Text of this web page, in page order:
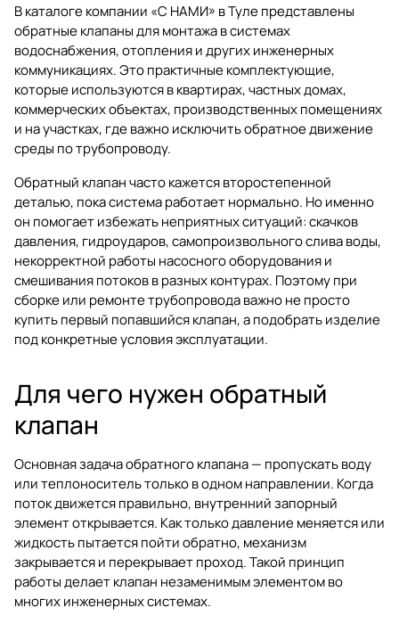
В каталоге компании «С НАМИ» в Тулепредставлены
обратные клапаны для монтажа в системах
водоснабжения, отопления и других инженерных
коммуникациях. Это практичные комплектующие,
которые используются в квартирах, частных домах,
коммерческих объектах, производственных помещениях
и на участках, где важно исключить обратное движение
среды по трубопроводу.
Обратный клапан часто кажется второстепенной
деталью, пока система работает нормально. Но именно
он помогает избежать неприятных ситуаций: скачков
давления, гидроударов, самопроизвольного слива воды,
некорректной работы насосного оборудования и
смешивания потоков в разных контурах. Поэтому при
сборке или ремонте трубопровода важно не просто
купить первый попавшийся клапан, а подобрать изделие
под конкретные условия эксплуатации.
Для чего нужен обратный
клапан
Основная задача обратного клапана — пропускать воду
или теплоноситель только в одном направлении. Когда
поток движется правильно, внутренний запорный
элемент открывается. Как только давление меняется или
жидкость пытается пойти обратно, механизм
закрывается и перекрывает проход. Такой принцип
работы делает клапан незаменимым элементом во
многих инженерных системах.